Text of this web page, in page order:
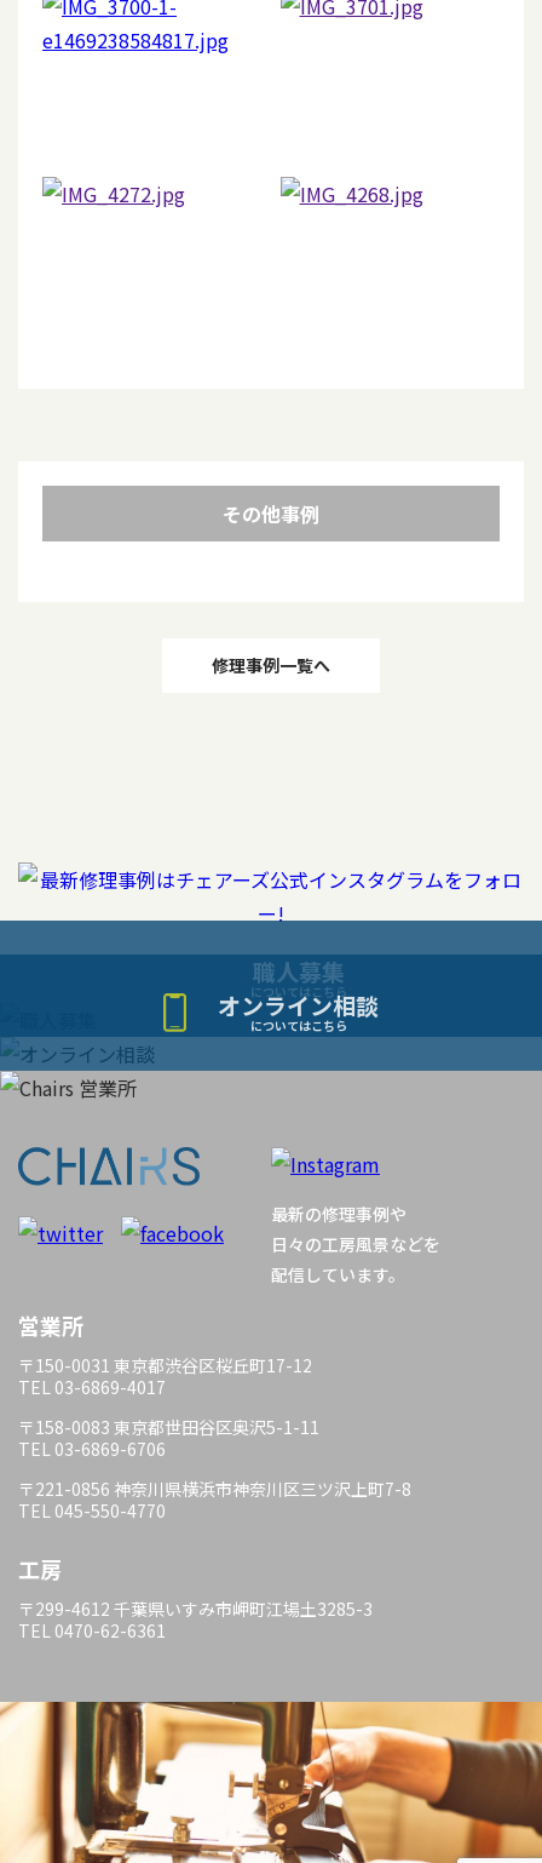
その他事例
ゲ
ー
シ
ョ
ン
修理事例一覧へ
職人募集
についてはこちら
オンライン相談
についてはこちら
最新の修理事例や
日々の工房風景などを
配信しています。
営業所
〒150-0031 東京都渋谷区桜丘町17-12
TEL 03-6869-4017
〒158-0083 東京都世田谷区奥沢5-1-11
TEL 03-6869-6706
〒221-0856 神奈川県横浜市神奈川区三ツ沢上町7-8
TEL 045-550-4770
工房
〒299-4612 千葉県いすみ市岬町江場土3285-3
TEL 0470-62-6361